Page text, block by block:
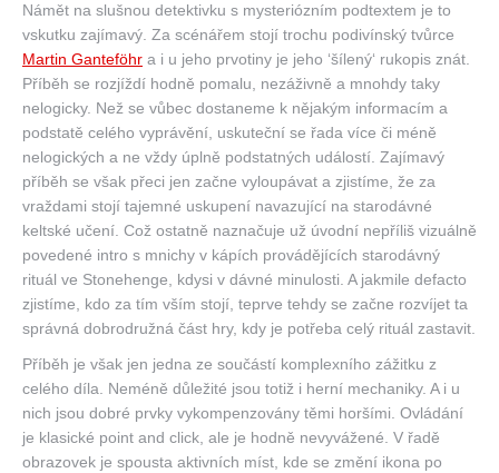
Námět na slušnou detektivku s mysteriózním podtextem je to
vskutku zajímavý. Za scénářem stojí trochu podivínský tvůrce
Martin Ganteföhr a i u jeho prvotiny je jeho ‘šílený‘ rukopis znát.
Příběh se rozjíždí hodně pomalu, nezáživně a mnohdy taky
nelogicky. Než se vůbec dostaneme k nějakým informacím a
podstatě celého vyprávění, uskuteční se řada více či méně
nelogických a ne vždy úplně podstatných událostí. Zajímavý
příběh se však přeci jen začne vyloupávat a zjistíme, že za
vraždami stojí tajemné uskupení navazující na starodávné
keltské učení. Což ostatně naznačuje už úvodní nepříliš vizuálně
povedené intro s mnichy v kápích provádějících starodávný
rituál ve Stonehenge, kdysi v dávné minulosti. A jakmile defacto
zjistíme, kdo za tím vším stojí, teprve tehdy se začne rozvíjet ta
správná dobrodružná část hry, kdy je potřeba celý rituál zastavit.
Příběh je však jen jedna ze součástí komplexního zážitku z
celého díla. Neméně důležité jsou totiž i herní mechaniky. A i u
nich jsou dobré prvky vykompenzovány těmi horšími. Ovládání
je klasické point and click, ale je hodně nevyvážené. V řadě
obrazovek je spousta aktivních míst, kde se změní ikona po